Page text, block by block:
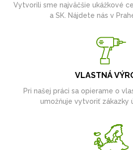
Vytvorili sme najväčšie ukážkové
a SK. Nájdete nás v
VLASTNÁ
Pri našej práci sa opierame o
umožňuje vytvoriť zákazky